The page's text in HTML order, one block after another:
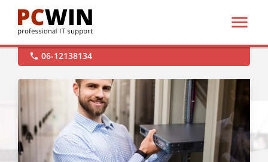

 support@pcwin.nl
 06-12138134